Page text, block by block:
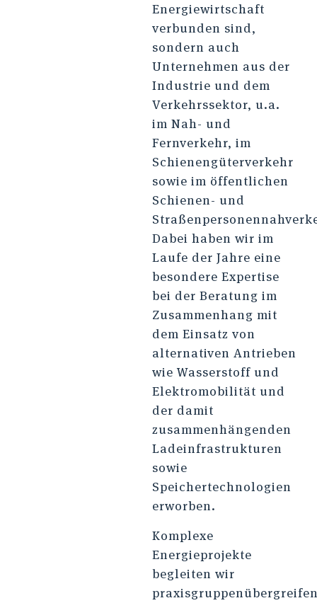
Energiewirtschaft
verbunden sind,
sondern auch
Unternehmen aus der
Industrie und dem
Verkehrssektor, u.a.
im Nah- und
Fernverkehr, im
Schienengüterverkehr
sowie im öffentlichen
Schienen- und
Dabei haben wir im
Laufe der Jahre eine
besondere Expertise
bei der Beratung im
Zusammenhang mit
dem Einsatz von
alternativen Antrieben
wie Wasserstoff und
Elektromobilität und
der damit
zusammenhängenden
Ladeinfrastrukturen
sowie
Speichertechnologien
erworben.
Komplexe
Energieprojekte
begleiten wir